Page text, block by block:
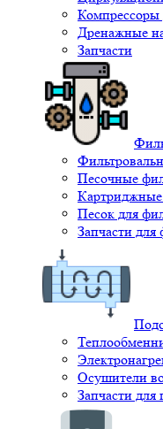
Компрессоры
Дренажные
Запчасти
Песочные
Песок для
Запчасти для
Осушители
Запчасти для